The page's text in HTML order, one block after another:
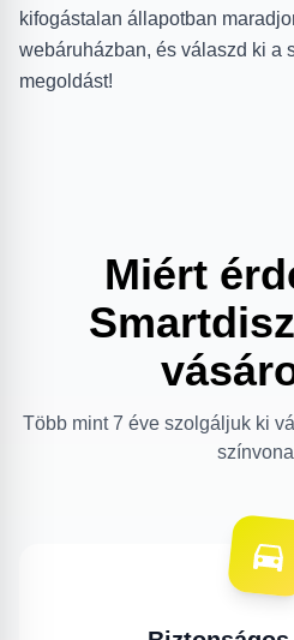
kifogástalan állapotban
webáruházban, és válaszd ki a
megoldást!
Miért
Több mint 7 éve szolgáljuk ki